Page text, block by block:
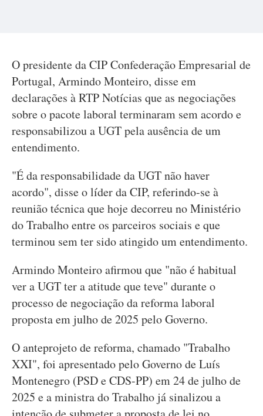
O presidente da CIP Confederação Empresarial de
Portugal, Armindo Monteiro, disse em
declarações à RTP Notícias que as negociações
sobre o pacote laboral terminaram sem acordo e
responsabilizou a UGT pela ausência de um
entendimento.
"É da responsabilidade da UGT não haver
acordo", disse o líder da CIP, referindo-se à
reunião técnica que hoje decorreu no Ministério
do Trabalho entre os parceiros sociais e que
terminou sem ter sido atingido um entendimento.
Armindo Monteiro afirmou que "não é habitual
ver a UGT ter a atitude que teve" durante o
processo de negociação da reforma laboral
proposta em julho de 2025 pelo Governo.
O anteprojeto de reforma, chamado "Trabalho
XXI", foi apresentado pelo Governo de Luís
Montenegro (PSD e CDS-PP) em 24 de julho de
2025 e a ministra do Trabalho já sinalizou a